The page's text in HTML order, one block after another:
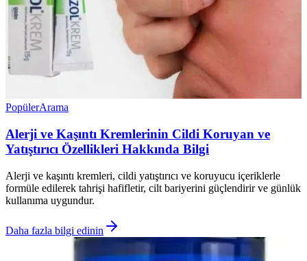
PopülerArama
Alerji ve Kaşıntı Kremlerinin Cildi Koruyan ve
Yatıştırıcı Özellikleri Hakkında Bilgi
Alerji ve kaşıntı kremleri, cildi yatıştırıcı ve koruyucu içeriklerle
formüle edilerek tahrişi hafifletir, cilt bariyerini güçlendirir ve günlük
kullanıma uygundur.
Daha fazla bilgi edinin